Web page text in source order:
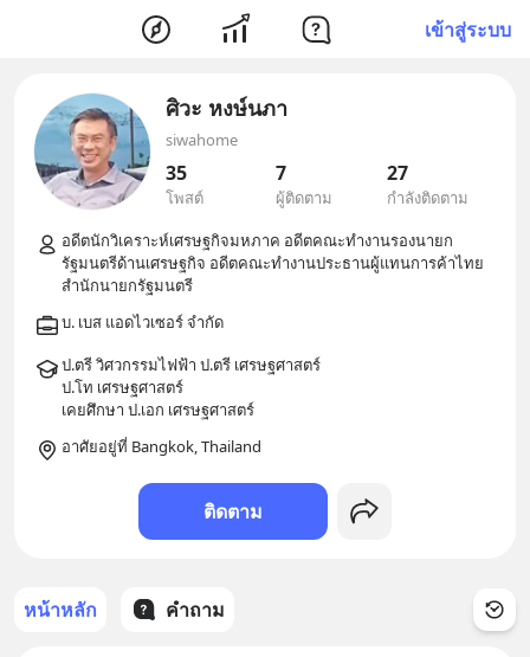
เข้าสู่ระบบ
ศิวะ หงษ์นภา
siwahome
35
โพสต์
7
ผู้ติดตาม
27
กำลังติดตาม
อดีตนักวิเคราะห์เศรษฐกิจมหภาค อดีตคณะทำงานรองนายก
รัฐมนตรีด้านเศรษฐกิจ อดีตคณะทำงานประธานผู้แทนการค้าไทย
ป.ตรี วิศวกรรมไฟฟ้า ป.ตรี เศรษฐศาสตร์
ป.โท เศรษฐศาสตร์
อาศัยอยู่ที่ Bangkok, Thailand
ติดตาม
หน้าหลัก คำถาม